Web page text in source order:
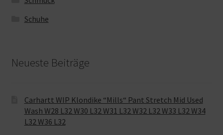
Schuhe
Neueste Beiträge
Carhartt WIP Klondike “Mills“ Pant Stretch Mid Used
Wash W28 L32 W30 L32 W31 L32 W32 L32 W33 L32 W34
L32 W36 L32